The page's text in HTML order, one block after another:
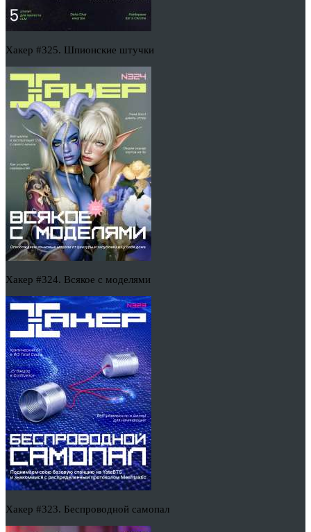
Хакер #325. Шпионские штучки
Хакер #324. Всякое с моделями
Хакер #323. Беспроводной самопал